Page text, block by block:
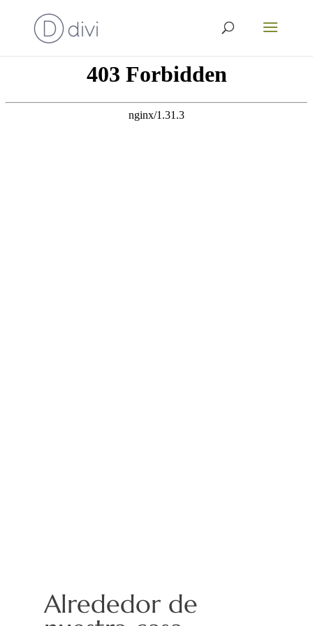
Alrededor de